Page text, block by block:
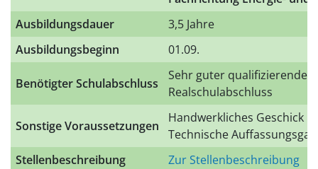
Ausbildungsdauer
3,5 Jahre
Ausbildungsbeginn
01.09.
Benötigter Schulabschluss
Sehr guter qualifizierender
Realschulabschluss
Sonstige Voraussetzungen
Handwerkliches Geschick
Technische
Stellenbeschreibung
Zur Stellenbeschreibung